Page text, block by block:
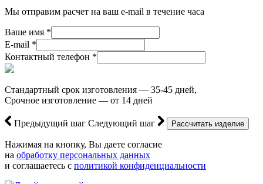
Мы отправим расчет на ваш e-mail в течение часа
Ваше имя *
E-mail *
Контактный телефон *
Стандартный срок изготовления — 35-45 дней,
Срочное изготовление — от 14 дней
Предыдущий шаг Следующий шаг
Нажимая на кнопку, Вы даете согласие
на обработку персональных данных
и соглашаетесь с политикой конфиденциальности